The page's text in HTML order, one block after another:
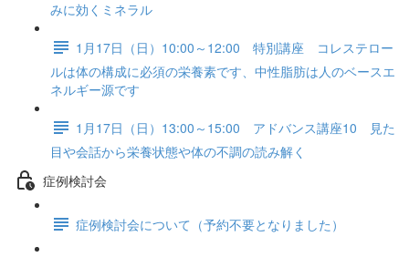
みに効くミネラル
1月17日（日）10:00～12:00 特別講座 コレステロー
ルは体の構成に必須の栄養素です、中性脂肪は人のベースエ
ネルギー源です
1月17日（日）13:00～15:00 アドバンス講座10 見た
目や会話から栄養状態や体の不調の読み解く
症例検討会
症例検討会について（予約不要となりました）